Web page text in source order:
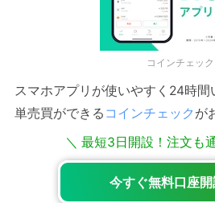
コインチェック
スマホアプリが使いやすく24時
単売買ができる コインチェック が
＼ 最短3日開設！注文も
今すぐ無料口座